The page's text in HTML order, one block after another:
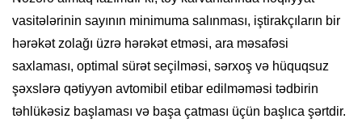
vasitələrinin sayının minimuma salınması, iştirakçıların bir
hərəkət zolağı üzrə hərəkət etməsi, ara məsafəsi
saxlaması, optimal sürət seçilməsi, sərxoş və hüquqsuz
şəxslərə qətiyyən avtomibil etibar edilməməsi tədbirin
təhlükəsiz başlaması və başa çatması üçün başlıca şərtdir.